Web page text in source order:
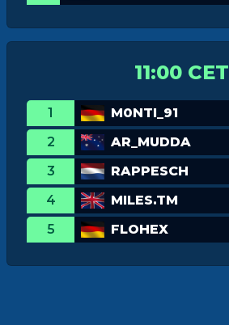
11:00 CET
1
M0NTI_91
2
AR_MUDDA
3
RAPPESCH
4
MILES.TM
5
FLOHEX